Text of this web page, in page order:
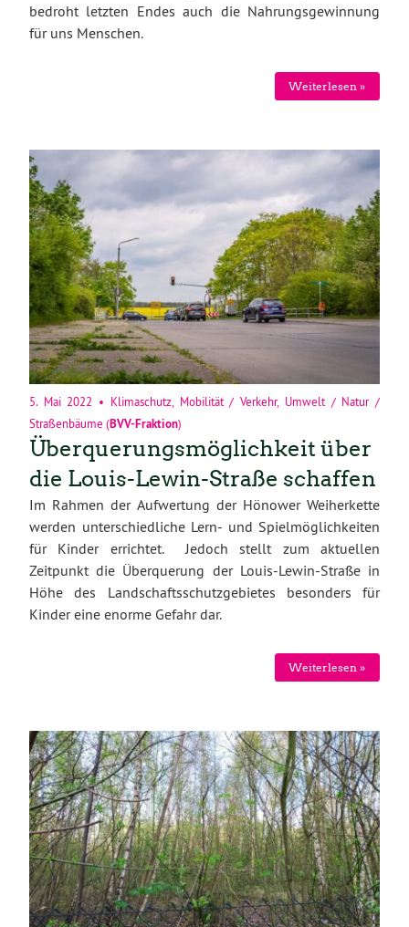
bedroht letzten Endes auch die Nahrungsgewinnung
für uns Menschen.
Weiterlesen »
5. Mai 2022 • Klimaschutz, Mobilität / Verkehr, Umwelt / Natur /
Straßenbäume (BVV-Fraktion)
Überquerungsmöglichkeit über
die Louis-Lewin-Straße schaffen
Im Rahmen der Aufwertung der Hönower Weiherkette
werden unterschiedliche Lern- und Spielmöglichkeiten
für Kinder errichtet. Jedoch stellt zum aktuellen
Zeitpunkt die Überquerung der Louis-Lewin-Straße in
Höhe des Landschaftsschutzgebietes besonders für
Kinder eine enorme Gefahr dar.
Weiterlesen »